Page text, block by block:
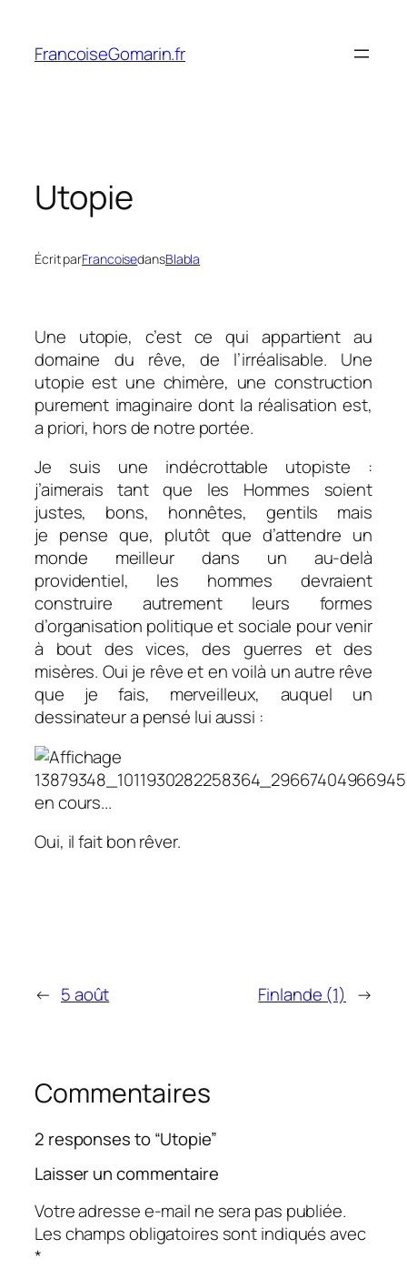
contenu
FrancoiseGomarin.fr
Utopie
Écrit parFrancoisedansBlabla
Une utopie, c’est ce qui appartient au
domaine du rêve, de l’irréalisable. Une
utopie est une chimère, une construction
purement imaginaire dont la réalisation est,
a priori, hors de notre portée.
Je suis une indécrottable utopiste :
j’aimerais tant que les Hommes soient
justes, bons, honnêtes, gentils mais
je pense que, plutôt que d’attendre un
monde meilleur dans un au-delà
providentiel, les hommes devraient
construire autrement leurs formes
d’organisation politique et sociale pour venir
à bout des vices, des guerres et des
misères. Oui je rêve et en voilà un autre rêve
que je fais, merveilleux, auquel un
dessinateur a pensé lui aussi :
Oui, il fait bon rêver.
← 5 août Finlande (1) →
Commentaires
2 responses to “Utopie”
Laisser un commentaire
Votre adresse e-mail ne sera pas publiée.
Les champs obligatoires sont indiqués avec
*